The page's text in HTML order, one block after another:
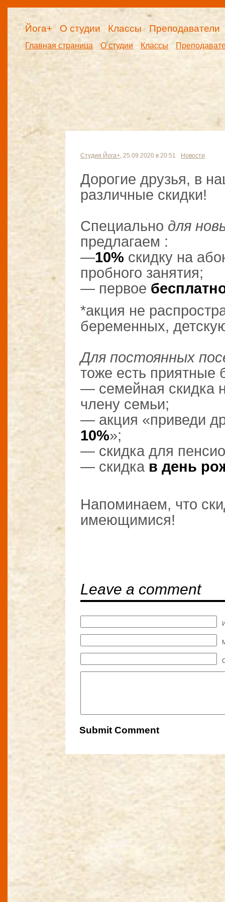
Йога+ О студии Классы Преподаватели
Главная страница О студии Классы
Студия Йога+ , 25.09.2020 в 20:51 Новости
Дорогие друзья, в
различные скидки!
Специально для
предлагаем :
—10% скидку на
пробного занятия;
— первое
*акция не
беременных,
Для постоянных
тоже есть приятные
— семейная скидка
члену семьи;⠀
— акция «приведи
10%»;⠀
— скидка для
— скидка в день
Напоминаем, что
имеющимися!
Leave a comment